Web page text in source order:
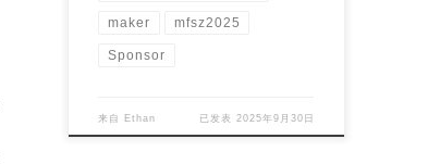
maker mfsz2025
Sponsor
来自 Ethan 已发表 2025年9月30日